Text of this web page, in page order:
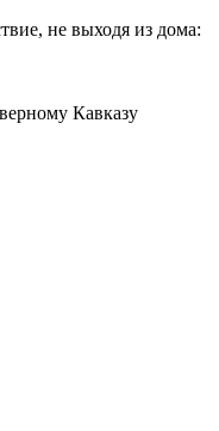
не выходя из дома:
Кавказу